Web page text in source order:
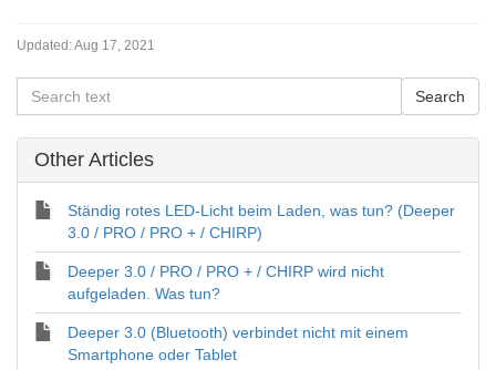
Updated:Aug 17, 2021
Other Articles
Ständig rotes LED-Licht beim Laden, was tun? (Deeper
3.0 / PRO / PRO + / CHIRP)
Deeper 3.0 / PRO / PRO + / CHIRP wird nicht
aufgeladen. Was tun?
Deeper 3.0 (Bluetooth) verbindet nicht mit einem
Smartphone oder Tablet